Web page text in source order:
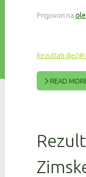
Prigovori na
Rezultati
READ